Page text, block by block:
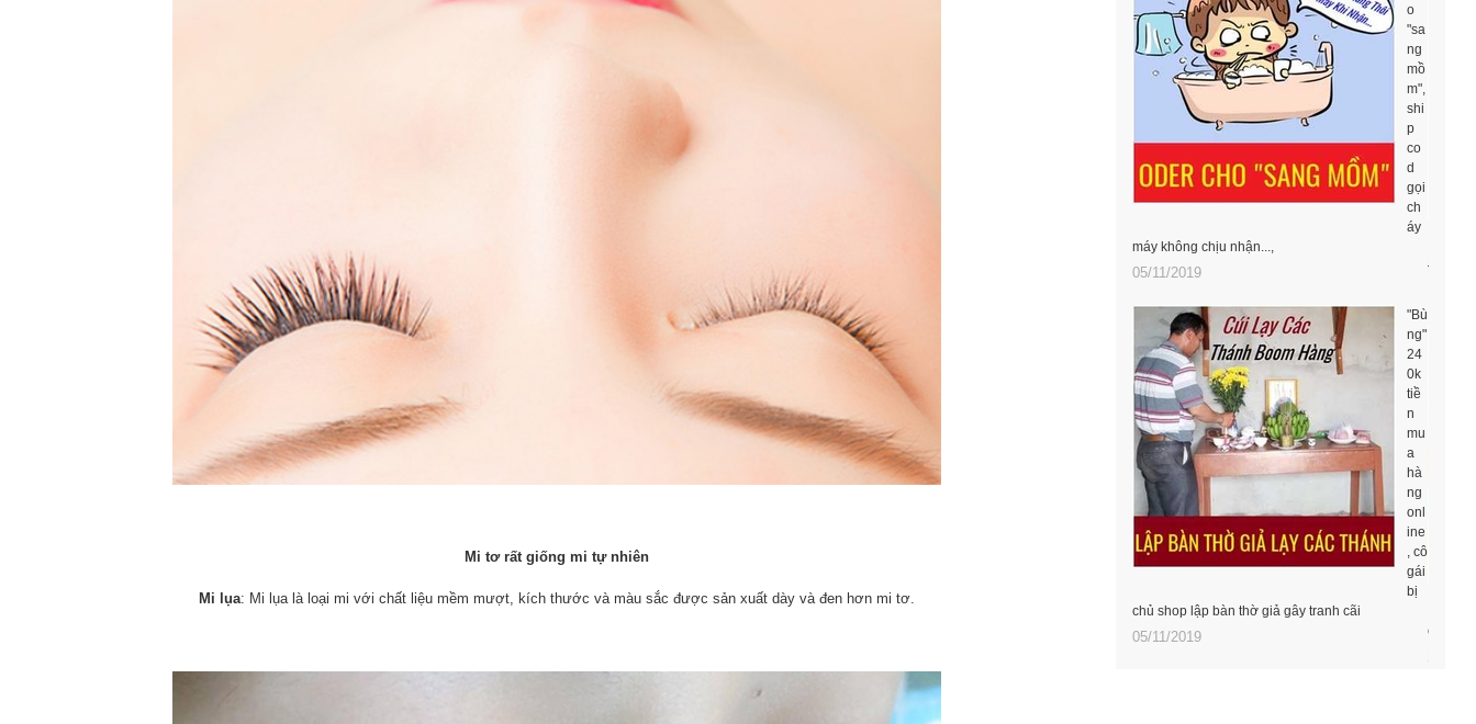
Mi tơ rất giống mi tự nhiên
Mi lụa: Mi lụa là loại mi với chất liệu mềm mượt, kích thước và màu sắc được sản xuất dày và đen hơn mi tơ.
o
"sa
ng
mồ
m",
shi
p
co
d
gọi
ch
áy
máy không chịu nhận...,
05/11/2019
"Bù
ng"
24
0k
tiề
n
mu
a
hà
ng
onl
ine
, cô
gái
bị
chủ shop lập bàn thờ giả gây tranh cãi
05/11/2019
ĐỀ
online.